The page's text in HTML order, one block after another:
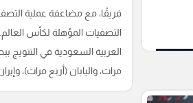
فريقًا، مع مضاعفة عملية
التصفيات المؤهلة لكأس
العربية السعودية في التتويج
مرات، واليابان (أربع مرات)،